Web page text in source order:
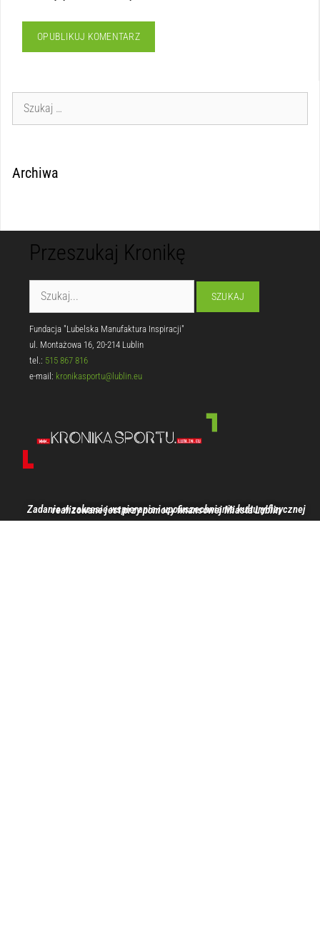
Archiwa
Przeszukaj Kronikę
Fundacja "Lubelska Manufaktura Inspiracji"
ul. Montażowa 16, 20-214 Lublin
tel.: 515 867 816
e-mail: kronikasportu@lublin.eu
Zadanie w zakresie wspierania i upowszechniania kultury fizycznej realizowane jest przy pomocy finansowej Miasta Lublin